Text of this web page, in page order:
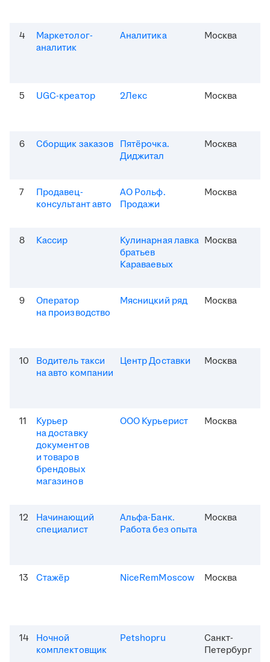
4
Маркетолог-
аналитик
Аналитика Москва
5 UGC-креатор 2Лекс Москва
6 Сборщик заказов Пятёрочка.
Диджитал
Москва
7
Продавец-
консультант авто
АО Рольф.
Продажи
Москва
8 Кассир
Кулинарная лавка
братьев
Караваевых
Москва
9
Оператор
на производство
Мясницкий ряд Москва
10
Водитель такси
на авто компании
Центр Доставки Москва
11
Курьер
на доставку
документов
и товаров
брендовых
магазинов
ООО Курьерист Москва
12
Начинающий
специалист
Альфа-Банк.
Работа без опыта
Москва
13 Стажёр NiceRemMoscow Москва
14
Ночной
комплектовщик
Petshopru
Санкт-
Петербург